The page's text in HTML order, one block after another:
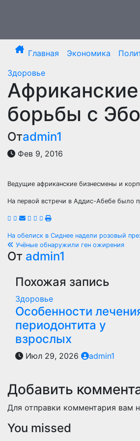
Главная Экономика
Здоровье
борьбы с
Отadmin1
Фев 9, 2016
Ведущие африканские бизнесмены и
На первой встречи в Аддис-Абебе было
Навигация
по
записям
На обелиск в Сиднее надели розовый
Учёные обнаружили ген ожирения
От admin1
Похожая запись
Здоровье
Особенности
периодонтита у
взрослых
Июл 29, 2026 admin1
Добавить
Для отправки комментария вам
You missed